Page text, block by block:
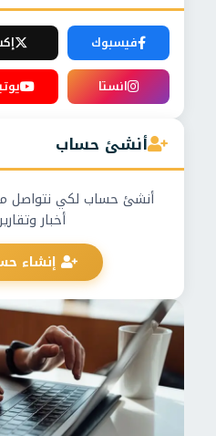
فيسبوك
انستا
أنشئ حساب
أنشئ حساب لكي
أخبار
إنشاء